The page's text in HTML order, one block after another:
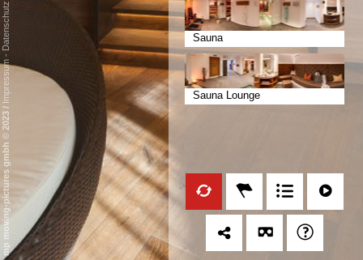
Sauna
Sauna Lounge
mp moving-pictures gmbh © 2023
/
Impressum
-
Datenschutz